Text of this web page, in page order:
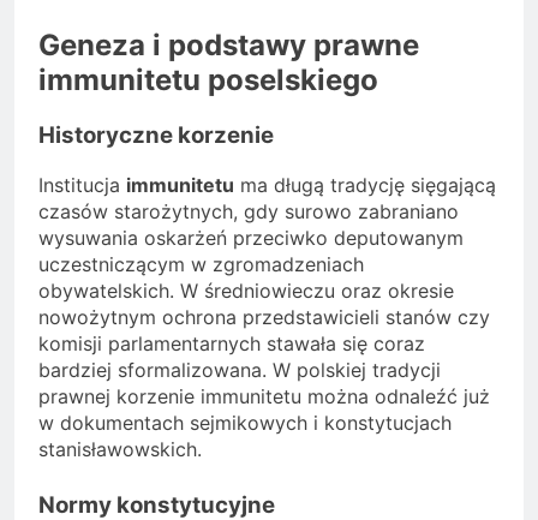
Geneza i podstawy prawne
immunitetu poselskiego
Historyczne korzenie
Institucja immunitetu ma długą tradycję sięgającą
czasów starożytnych, gdy surowo zabraniano
wysuwania oskarżeń przeciwko deputowanym
uczestniczącym w zgromadzeniach
obywatelskich. W średniowieczu oraz okresie
nowożytnym ochrona przedstawicieli stanów czy
komisji parlamentarnych stawała się coraz
bardziej sformalizowana. W polskiej tradycji
prawnej korzenie immunitetu można odnaleźć już
w dokumentach sejmikowych i konstytucjach
stanisławowskich.
Normy konstytucyjne